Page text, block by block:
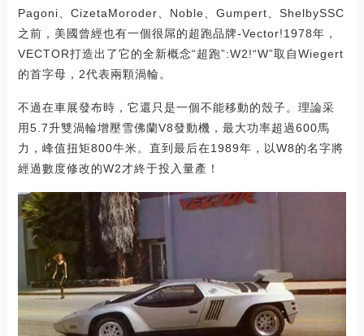
Pagoni、CizetaMoroder、Noble、Gumpert、ShelbySSC
之前，美國曾經也有一個很屌的超跑品牌-Vector!1978年，
VECTOR打造出了它的全新概念“超跑”:W2!“W”取自Wiegert
的首字母，2代表兩顆渦輪。
不過在車展發布時，它還只是一個不能移動的殼子。理論采
用5.7升雙渦輪增壓雪佛蘭V8發動機，最大功率超過600馬
力，峰值扭矩800牛米。直到最后在1989年，以W8的名字將
經過數度修改的W2才終于投入量產！